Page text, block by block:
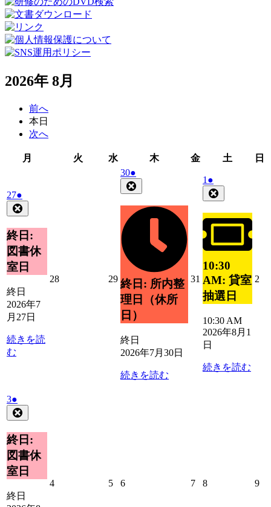
2026年 8月
前へ
本日
次へ
月 火火
水
曜
日
木木
金金
日
土 日
272026
年
7
月
27
日
●
件
の
イ
ベ
ン
ト)
終日:
図書休
室日
終日
2026年7
月27日
続きを読
む
282026
292026
年
7
月
29
日
302026
年
7
月
30
●
件
の
イ
終日: 所内整
理日（休所
日）
終日
2026年7月30日
続きを読む
31 2026
年
7
31
日
1 2026
年
8
月
1
●
件
の
イ
ベ
ン
ト)
10:30
AM: 貸室
抽選日
10:30 AM
2026年8月1
日
続きを読む
2
32026
年
8
月
3
日
●
件
の
イ
ベ
ン
ト)
終日:
図書休
室日
終日
42026
52026
62026
72026
82026
9